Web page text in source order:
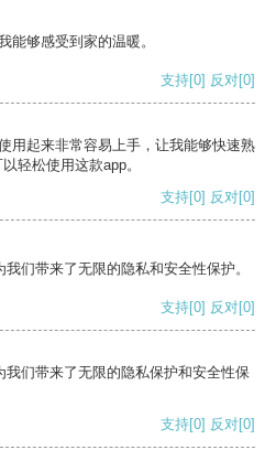
能够感受到家的温暖。
支持[0] 反对[0]
用起来非常容易上手，让我能够快速熟
轻松使用这款app。
支持[0] 反对[0]
们带来了无限的隐私和安全性保护。
支持[0] 反对[0]
们带来了无限的隐私保护和安全性保
支持[0] 反对[0]